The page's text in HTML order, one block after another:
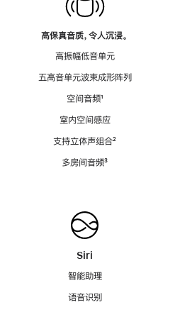
高保真音质，令人沉浸。
高振幅低音单元
五高音单元波束成形阵列
空间音频脚
¹
室内空间感应
支持立体声组合脚
²
多房间音频脚
³
Siri
智能助理
语音识别